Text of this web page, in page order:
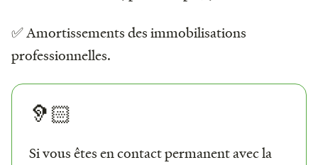
✅ Amortissements des immobilisations
professionnelles.
🦻🏻
Si vous êtes en contact permanent avec la